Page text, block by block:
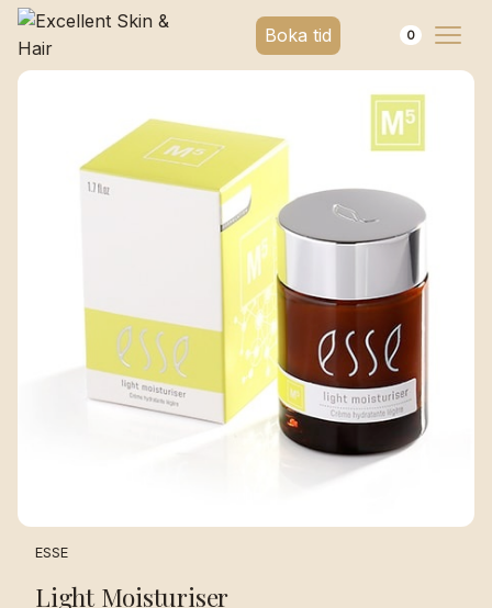
Boka tid 0
ESSE
Light Moisturiser